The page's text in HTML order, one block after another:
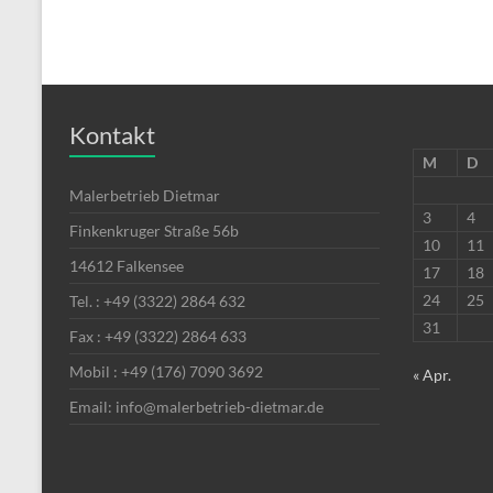
Kontakt
Malerbetrieb Dietmar
Finkenkruger Straße 56b
14612 Falkensee
Tel. : +49 (3322) 2864 632
Fax : +49 (3322) 2864 633
Mobil : +49 (176) 7090 3692
Email: info@malerbetrieb-dietmar.de
M
D
3
4
10
11
17
18
24
25
31
« Apr.